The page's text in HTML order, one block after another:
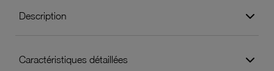
Description
Caractéristiques détaillées